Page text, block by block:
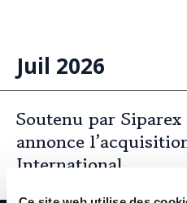
Juil 2026
Soutenu par
annonce
International